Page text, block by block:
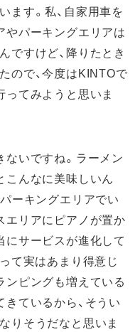
ます。私、自家用車を
やパーキングエリアは
ですけど、降りたとき
ので、今度はKINTOで
ってみようと思いま
ないですね。ラーメン
こんなに美味しいん
ーキングエリアでい
エリアにピアノが置か
にサービスが進化して
て実はあまり得意じ
ンピングも増えている
ているから、そうい
りそうだなと思いま